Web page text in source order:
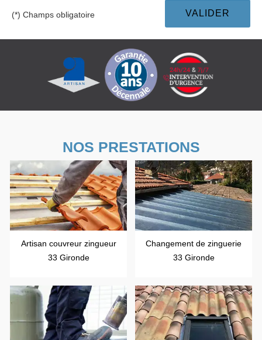
(*) Champs obligatoire
NOS PRESTATIONS
Artisan couvreur zingueur
33 Gironde
Changement de zinguerie
33 Gironde